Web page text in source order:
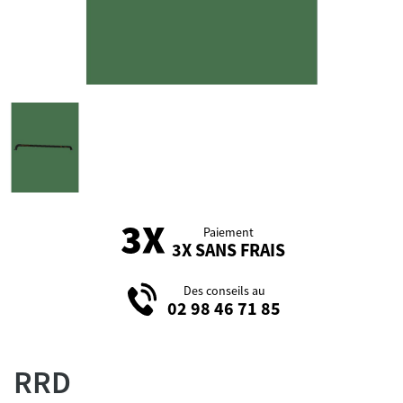
Paiement
3X SANS FRAIS
Des conseils au
02 98 46 71 85
RRD